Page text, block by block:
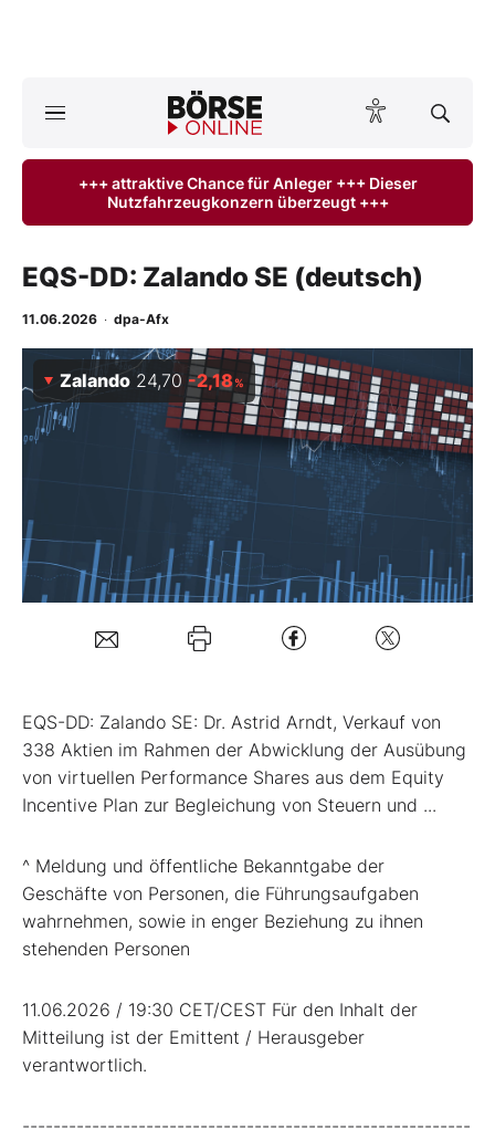
Anlageprodukte
Finanz-Check
Abo & Shop
BO-Musterdepots
Experten
Mein B:O
Mein Konto
Folgen Sie uns
+++ attraktive Chance für Anleger +++ Dieser
Nutzfahrzeugkonzern überzeugt +++
EQS-DD: Zalando SE (deutsch)
11.06.2026 · dpa-Afx
Zalando 24,70 -2,18%
EQS-DD: Zalando SE: Dr. Astrid Arndt, Verkauf von
338 Aktien im Rahmen der Abwicklung der Ausübung
von virtuellen Performance Shares aus dem Equity
Incentive Plan zur Begleichung von Steuern und ...
^ Meldung und öffentliche Bekanntgabe der
Geschäfte von Personen, die Führungsaufgaben
wahrnehmen, sowie in enger Beziehung zu ihnen
stehenden Personen
11.06.2026 / 19:30 CET/CEST Für den Inhalt der
Mitteilung ist der Emittent / Herausgeber
verantwortlich.
----------------------------------------------------------